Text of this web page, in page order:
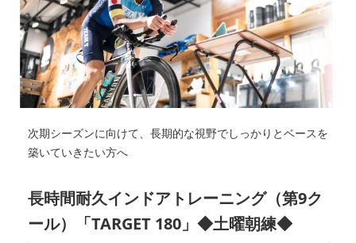
次期シーズンに向けて、長期的な視野でしっかりとベースを
築いていきたい方へ
長時間耐久インドアトレーニング（第9ク
ール）「TARGET 180」◆土曜朝練◆